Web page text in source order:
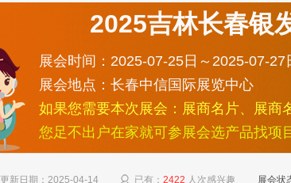
2025吉林长春银
展会时间：2025-07-25日～2025-07-27
展会地点：长春中信国际展览中心
如果您需要本次展会：展商名片、展商
您足不出户在家就可参展会选产品找项
更新日期：2025-04-14 已有： 2422 人次感兴趣 展会状